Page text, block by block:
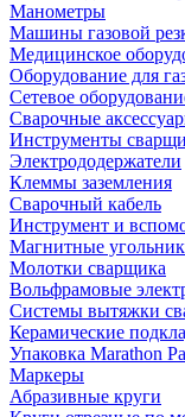
Манометры
Машины газовой
Медицинское
Оборудование для
Сетевое
Сварочные
Инструменты
Электрододержатели
Клеммы заземления
Сварочный кабель
Инструмент и
Магнитные
Молотки сварщика
Вольфрамовые
Системы вытяжки
Керамические
Упаковка Marathon
Маркеры
Абразивные круги